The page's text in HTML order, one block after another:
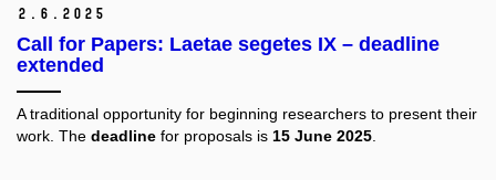
2. 6. 2025
Call for Papers: Laetae segetes IX – deadline
extended
A traditional opportunity for beginning researchers to present their
work. The deadline for proposals is 15 June 2025